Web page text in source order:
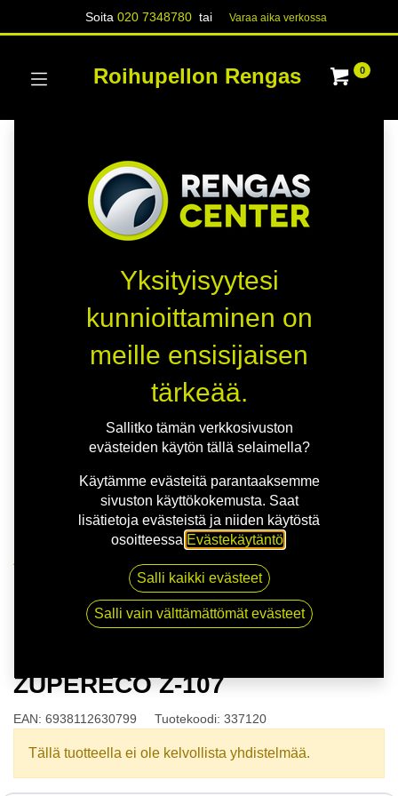
Soita020 7348780 tai Varaa aika verk​​​​ossa
Roihupellon Rengas 0
165/80R13 83T WESTLAKE ZUPERECO Z-107
ZUPERECO Z-107
EAN: 6938112630799 Tuotekoodi: 337120
Tällä tuotteella ei ole kelvollista yhdistelmää.
Yksityisyytesi
kunnioittaminen on
meille ensisijaisen
tärkeää.
Sallitko tämän verkkosivuston
evästeiden käytön tällä selaimella?
Käytämme evästeitä parantaaksemme
sivuston käyttökokemusta. Saat
lisätietoja evästeistä ja niiden käytöstä
osoitteessa Evästekäytäntö
Salli kaikki evästeet
Salli vain välttämättömät evästeet